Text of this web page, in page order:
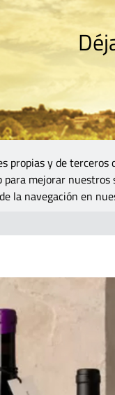
de hasta 95
guía de Tim
propias y de terceros
mejorar
la navegación en